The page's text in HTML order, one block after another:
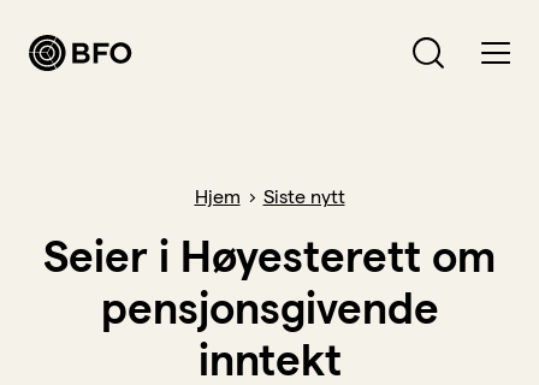
Bli BFO-medlem
Hjem Siste nytt
Seier i Høyesterett om
pensjonsgivende
inntekt